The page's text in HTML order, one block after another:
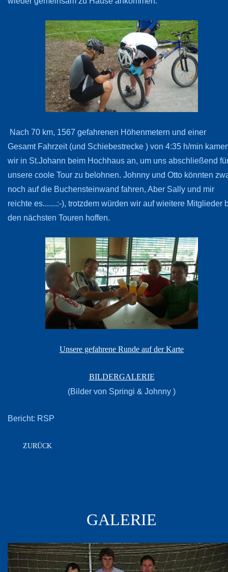
Nach 70 km, 1567 gefahrenen Höhenmetern und einer
Gesamt Fahrzeit (und Schiebestrecke ) von 4:35 h/min
wir in St.Johann beim Hochhaus an, um uns abschließend
unsere coole Tour zu belohnen. Johnny und Otto könnten
noch auf die Buchensteinwand fahren, Aber Sally und mir
reichte es.......:-), trotzdem würden wir auf wieitere Mitglieder
den nächsten Touren hoffen.
Unsere gefahrene Runde auf der Karte
BILDERGALERIE
(Bilder von Springi & Johnny )
Bericht: RSP
ZURÜCK
GALERIE